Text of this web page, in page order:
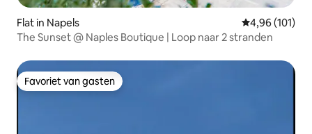
Flat in Napels Gemiddelde
4,96 (101)
The Sunset @ Naples Boutique | Loop naar 2 stranden
Favoriet van gasten
Favoriet van gasten